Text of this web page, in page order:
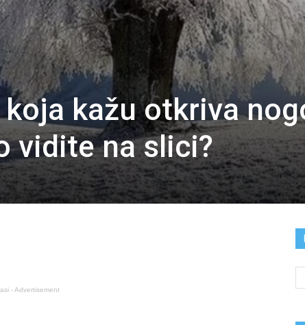
kažu otkriva
vidite na slici?
- Advertisement